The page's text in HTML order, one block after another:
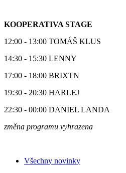
KOOPERATIVA STAGE
12:00 - 13:00 TOMÁŠ KLUS
14:30 - 15:30 LENNY
17:00 - 18:00 BRIXTN
19:30 - 20:30 HARLEJ
22:30 - 00:00 DANIEL LANDA
změna programu vyhrazena
Všechny novinky